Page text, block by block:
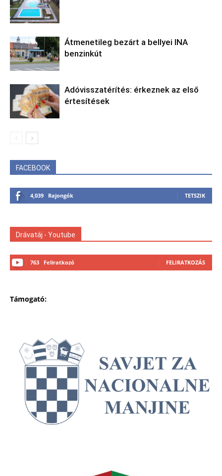
Átmenetileg bezárt a bellyei INA
benzinkút
Adóvisszatérítés: érkeznek az első
értesítések
FACEBOOK
4,039 Rajongók TETSZIK
Drávatáj - Youtube
763 Feliratkozó FELIRATKOZÁS
Támogató: